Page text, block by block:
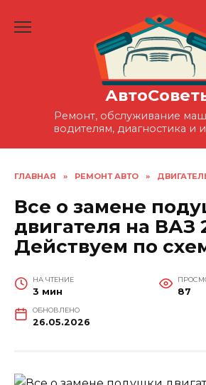
Ремонт, обслуживание
водителям, диагностика и
ГЛАВНАЯ » РЕМОНТ АВТО »
Все о замене
двигателя на ВАЗ
Действуем по
НА ЧТЕНИЕ
3 мин 87
ОБНОВЛЕНО
26.05.2026